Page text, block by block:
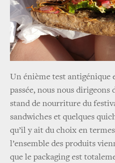
Un énième test antigénique
passée, nous nous dirigeons
stand de nourriture du
sandwiches et quelques
qu’il y ait du choix en
l’ensemble des produits
que le packaging est